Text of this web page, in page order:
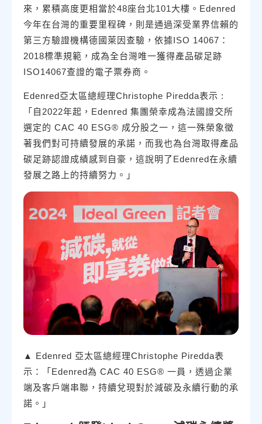
來，累積高度更相當於48座台北101大樓。Edenred
今年在台灣的重要里程碑，則是通過深受業界信賴的
第三方驗證機構德國萊因查驗，依據ISO 14067：
2018標準規範，成為全台灣唯一獲得產品碳足跡
ISO14067查證的電子票券商。
Edenred亞太區總經理Christophe Piredda表示 :
「自2022年起，Edenred 集團榮幸成為法國證交所
選定的 CAC 40 ESG® 成分股之一，這一殊榮象徵
著我們對可持續發展的承諾，而我也為台灣取得產品
碳足跡認證成績感到自豪，這說明了Edenred在永續
發展之路上的持續努力。」
▲ Edenred 亞太區總經理Christophe Piredda表
示：「Edenred為 CAC 40 ESG® 一員，透過企業
端及客戶端串聯，持續兌現對於減碳及永續行動的承
諾。」